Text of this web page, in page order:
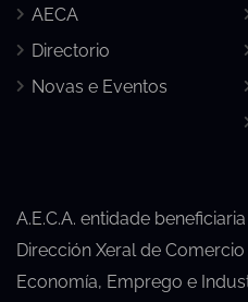
AECA
Directorio
Novas e Eventos
A.E.C.A. entidade
Dirección Xeral de
Economía, Emprego e